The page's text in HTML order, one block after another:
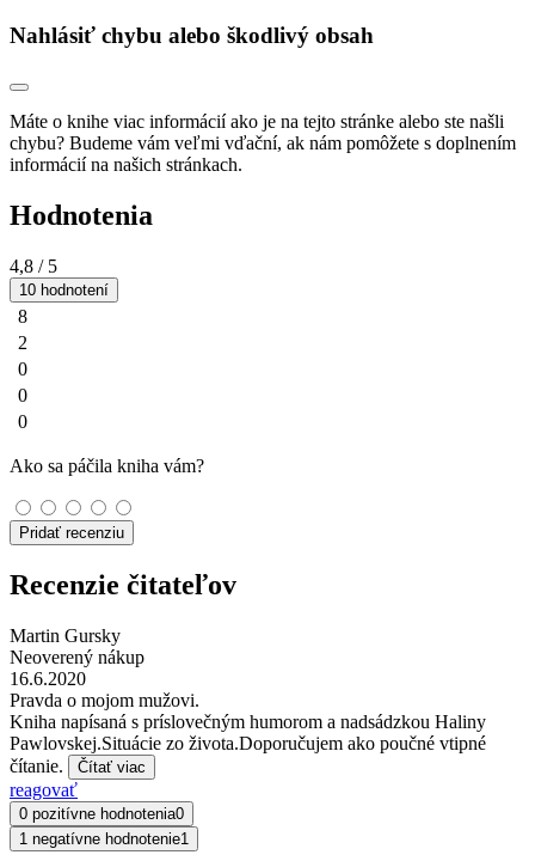
Nahlásiť chybu alebo škodlivý obsah
Máte o knihe viac informácií ako je na tejto stránke alebo ste našli
chybu? Budeme vám veľmi vďační, ak nám pomôžete s doplnením
informácií na našich stránkach.
Hodnotenia
4,8 / 5
10 hodnotení
8
2
0
0
0
Ako sa páčila kniha vám?
Pridať recenziu
Recenzie čitateľov
Martin Gursky
Neoverený nákup
16.6.2020
Pravda o mojom mužovi.
Kniha napísaná s príslovečným humorom a nadsádzkou Haliny
Pawlovskej.Situácie zo života.Doporučujem ako poučné vtipné
čítanie.
Čítať viac
reagovať
0 pozitívne hodnotenia0
1 negatívne hodnotenie1